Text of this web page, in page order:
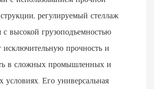
регулируемый стеллаж
с высокой грузоподъемностью
исключительную прочность и
в сложных промышленных и
условиях. Его универсальная